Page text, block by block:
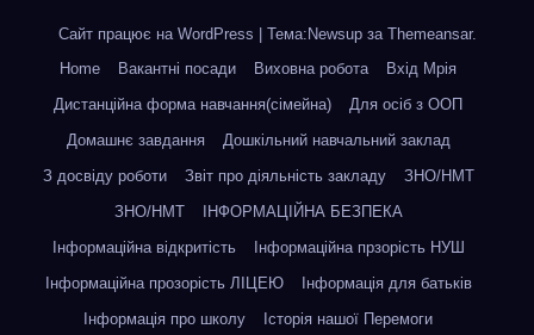
Сайт працює на WordPress | Тема:Newsup за Themeansar.
Home
Вакантні посади Виховна робота
Вхід Мрія
Дистанційна форма навчання(сімейна)
Для осіб з ООП
Домашнє завдання
Дошкільний навчальний заклад
З досвіду роботи
Звіт про діяльність закладу
ЗНО/НМТ
ЗНО/НМТ
ІНФОРМАЦІЙНА БЕЗПЕКА
Інформаційна відкритість
Інформаційна прзорість НУШ
Інформаційна прозорість ЛІЦЕЮ
Інформація для батьків
Інформація про школу
Історія нашої Перемоги